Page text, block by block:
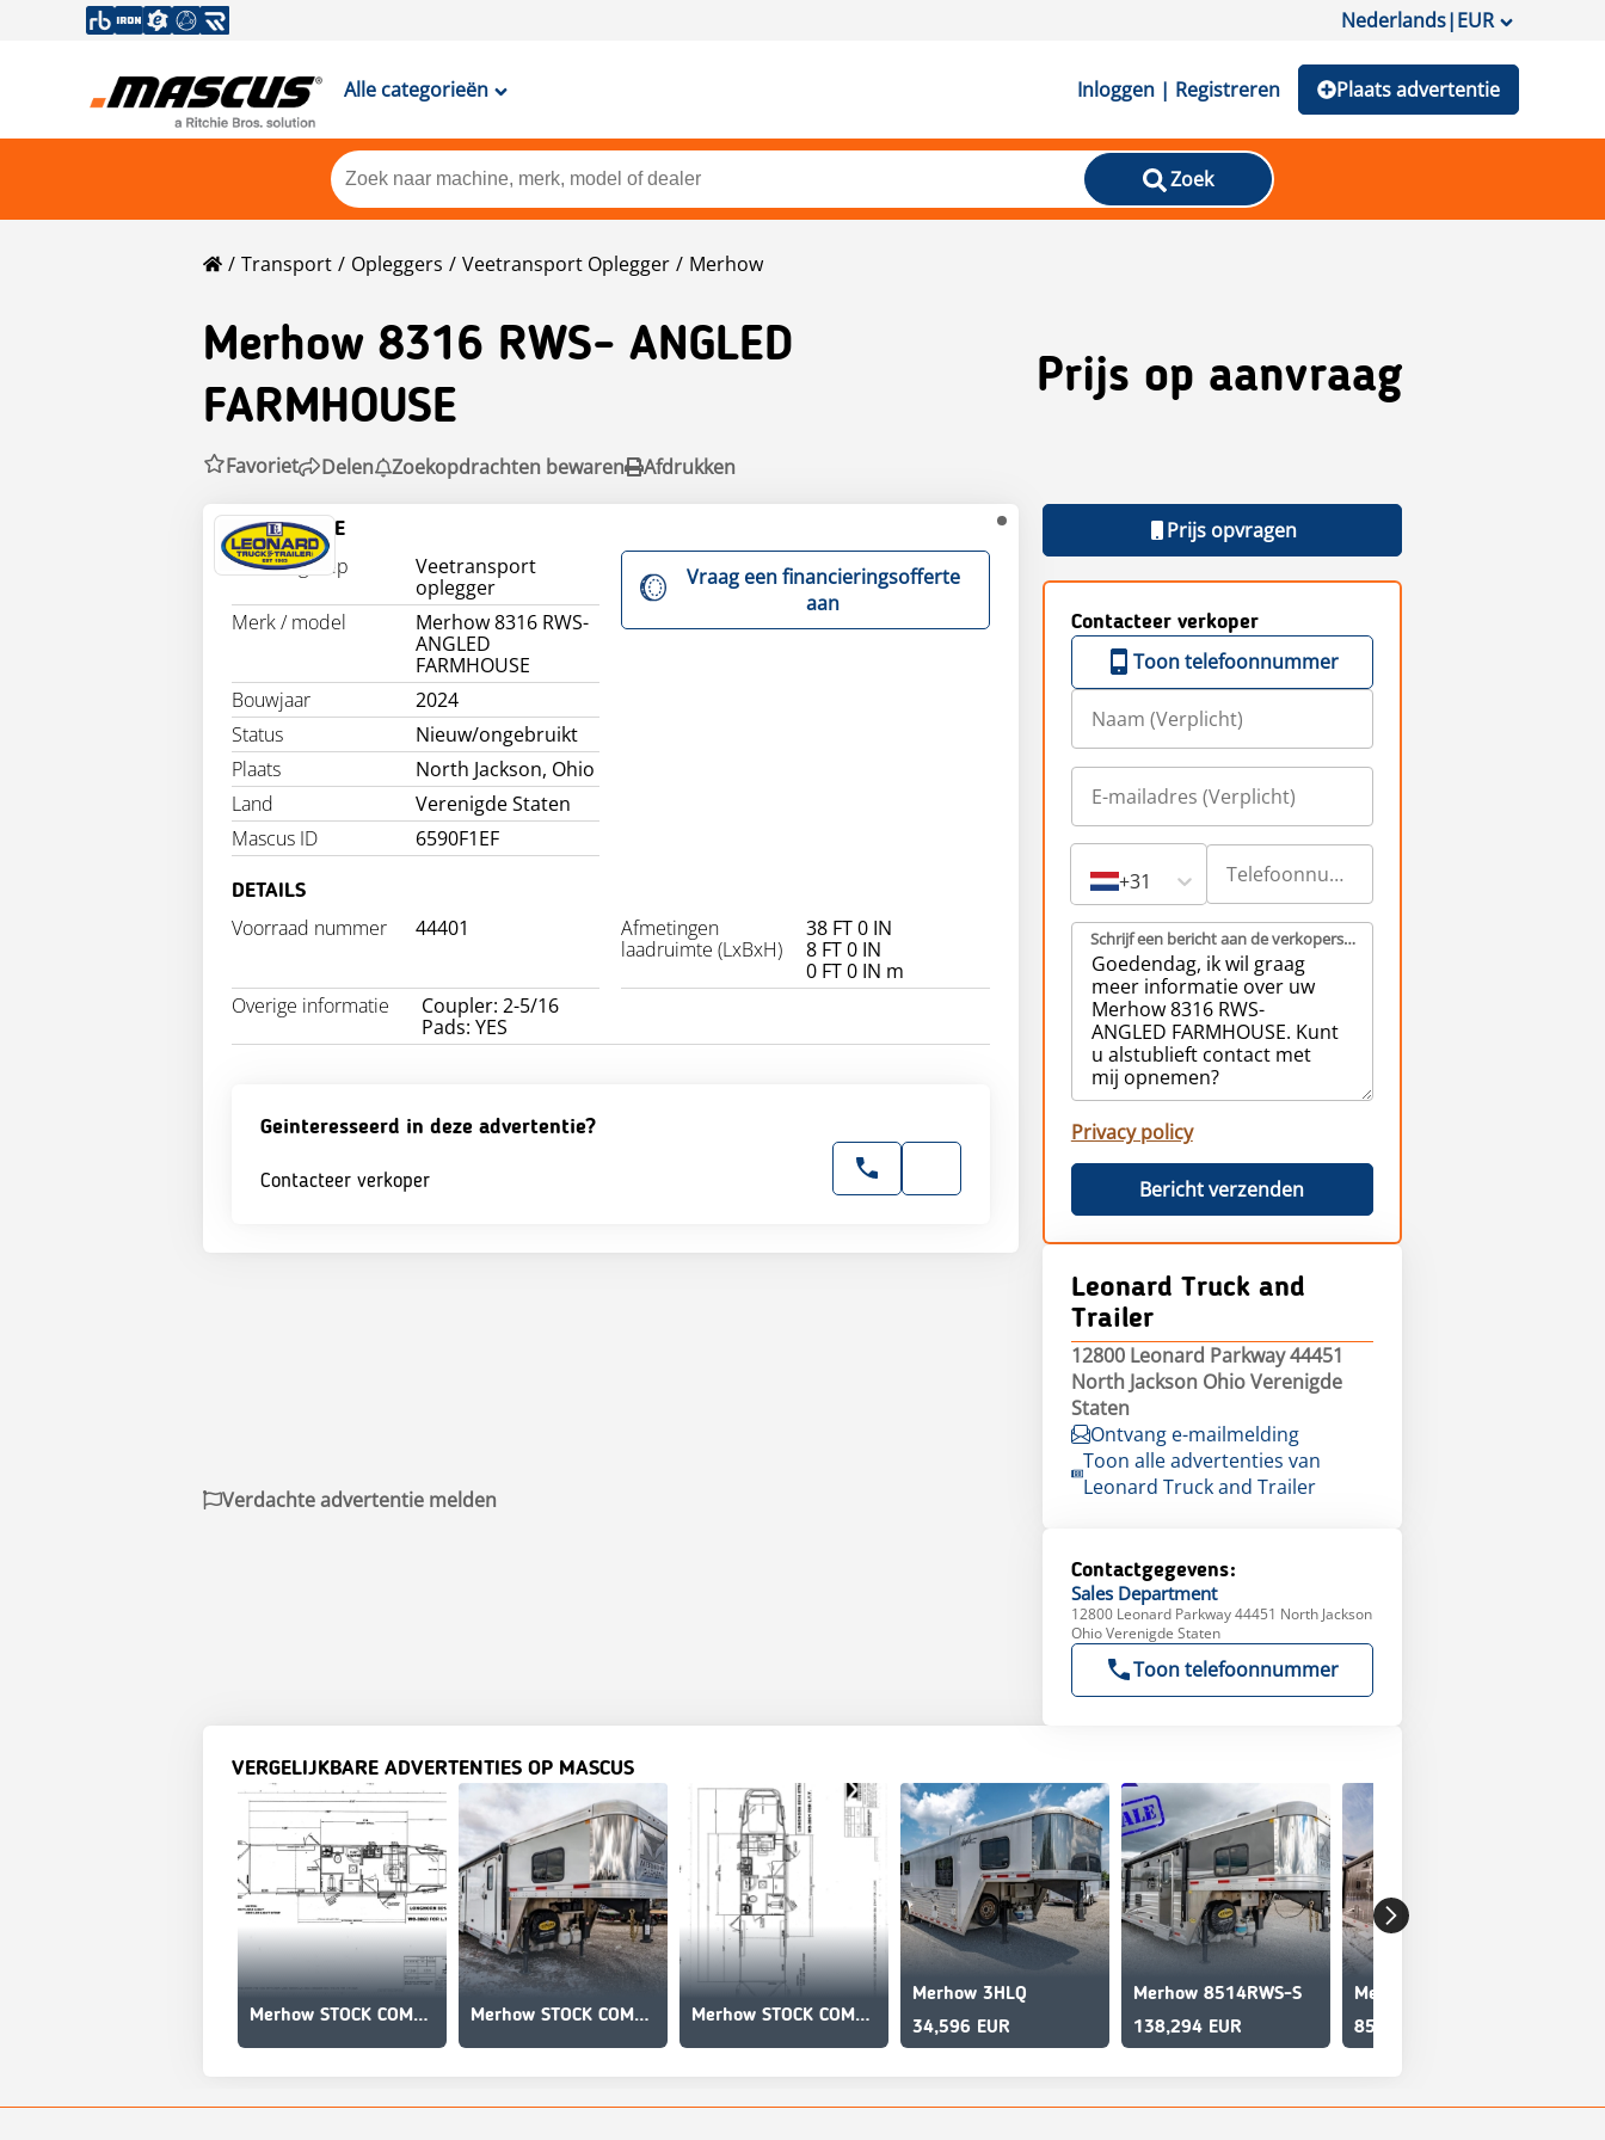
Nederlands|EUR
Alle categorieën Inloggen | Registreren Plaats advertentie
Zoek
Transport Opleggers Veetransport Oplegger Merhow
Merhow 8316 RWS- ANGLED
FARMHOUSE
Prijs op aanvraag
Favoriet Delen Zoekopdrachten bewaren Afdrukken
INFORMATIE
Productgroep
Veetransport
oplegger
Merk / model
Merhow 8316 RWS-
ANGLED
FARMHOUSE
Bouwjaar
2024
Status
Nieuw/ongebruikt
Plaats
North Jackson, Ohio
Land
Verenigde Staten
Mascus ID
6590F1EF
Vraag een financieringsofferte
aan
DETAILS
Voorraad nummer 44401
Afmetingen
laadruimte (LxBxH)
38 FT 0 IN
8 FT 0 IN
0 FT 0 IN m
Overige informatie
Coupler: 2-5/16
Geinteresseerd in deze advertentie?
Contacteer verkoper
Prijs opvragen
Contacteer verkoper
Toon telefoonnummer
+31
Schrijf een bericht aan de verkopers (Verplicht)
Privacy policy
Bericht verzenden
Leonard Truck and
Trailer
12800 Leonard Parkway 44451
North Jackson Ohio Verenigde
Staten
Ontvang e-mailmelding
Toon alle advertenties van
Leonard Truck and Trailer
Contactgegevens:
Sales Department
12800 Leonard Parkway 44451 North Jackson
Ohio Verenigde Staten
Toon telefoonnummer
Verdachte advertentie melden
VERGELIJKBARE ADVERTENTIES OP MASCUS
Merhow STOCK COMBO NON-STANDARD FLOOR PLAN Merhow STOCK COMBO NON-STANDARD FLOOR PLAN Merhow STOCK COMBO NON-STANDARD FLOOR PLAN
Merhow 3HLQ
34,596 EUR
Merhow 8514RWS-S
138,294 EUR
Merhow 8312-ARKS
85,628 EUR